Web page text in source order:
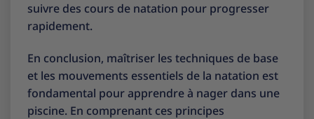
suivre des cours de natation pour progresser
rapidement.
En conclusion, maîtriser les techniques de base
et les mouvements essentiels de la natation est
fondamental pour apprendre à nager dans une
piscine. En comprenant ces principes